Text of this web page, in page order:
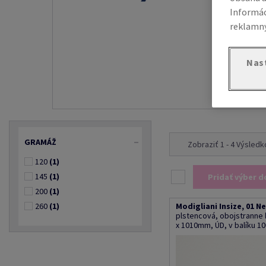
GRAMÁŽ
120 (1)
145 (1)
200 (1)
260 (1)
Zobraziť 1 - 4
Pridať výber
Modigliani Insize, 01
plstencová, obojstranne
x 1010mm, ÚD, v balíku